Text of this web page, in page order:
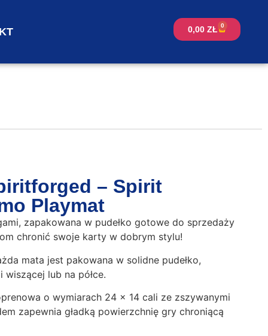
0,00 ZŁ 0
– Spirit
Playmat
zapakowana w pudełko gotowe do sprzedaży
chronić swoje karty w dobrym stylu!
mata jest pakowana w solidne pudełko,
lub na półce.
o wymiarach 24 × 14 cali ze zszywanymi
zapewnia gładką powierzchnię gry chroniącą